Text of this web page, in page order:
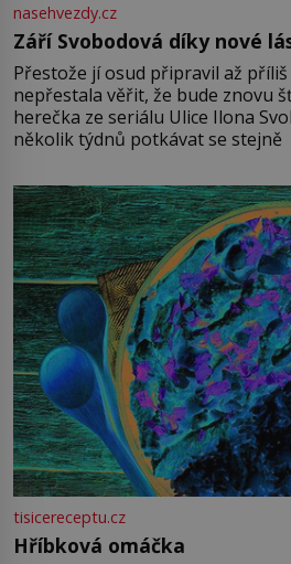
nasehvezdy.cz
Září Svobodová díky nové
Přestože jí osud připravil až
nepřestala věřit, že bude znovu šťastná.
herečka ze seriálu Ulice Ilona
několik týdnů potkávat se stejně
tisicereceptu.cz
Hříbková omáčka